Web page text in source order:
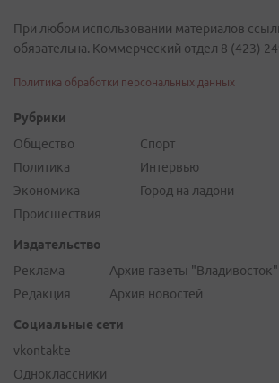
При любом использовании материалов
обязательна. Коммерческий отдел 8 (423)
Политика обработки персональных данных
Рубрики
Общество
Политика
Экономика
Происшествия
Спорт
Интервью
Город на ладони
Издательство
Реклама
Редакция
Архив газеты "Владивосток"
Архив новостей
Социальные сети
vkontakte
Одноклассники